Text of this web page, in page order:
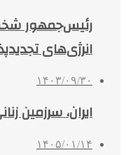
رئیس‌جمهور
انرژی‌های
۱۴۰۳/۰۹/۳۰
ایران، سرزمین
۱۴۰۵/۰۱/۱۴